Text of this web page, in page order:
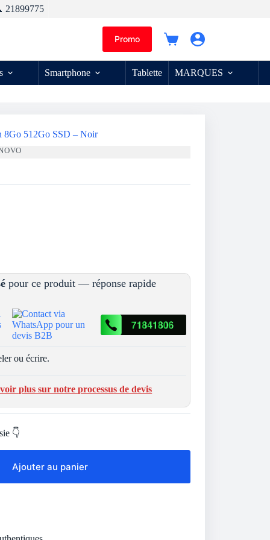
21899775
Promo
Panier
Smartphone Tablette MARQUES
8Go 512Go SSD – Noir
pour ce produit — réponse rapide
ou écrire.
plus sur notre processus de devis
👇
Ajouter au panier